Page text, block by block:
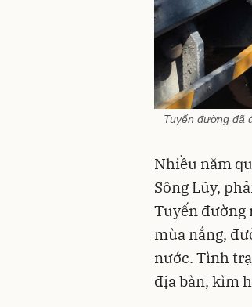
Tuyến đường đã
Nhiều năm
Sông Lũy,
Tuyến đường
mùa nắng,
nước. Tình
địa bàn, kìm